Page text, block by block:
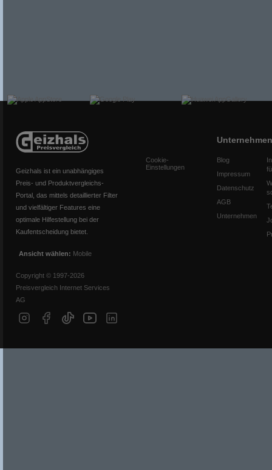
Geizhals ist ein unabhängiges
Preis- und Produktvergleichs-
Portal, das mittels detaillierter Filter
und vielfältiger Features eine
optimale Hilfestellung bei der
Kaufentscheidung bietet.
Ansicht wählen: Mobile
Copyright © 1997-2026
Preisvergleich Internet Services
AG
Cookie-
Einstellungen
Unternehmen
Blog
Impressum
Datenschutz
AGB
Unternehmen